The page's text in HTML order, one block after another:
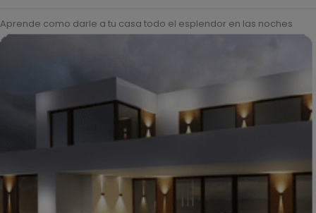
Aprende como darle a tu casa todo el esplendor en las noches